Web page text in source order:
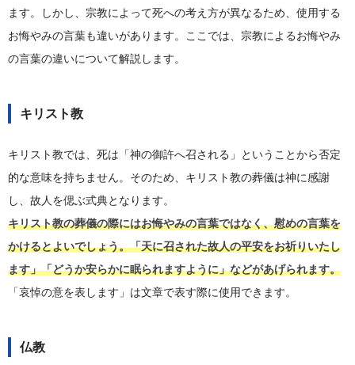
ます。しかし、宗教によって死への考え方が異なるため、使用する
お悔やみの言葉も違いがあります。ここでは、宗教によるお悔やみ
の言葉の違いについて解説します。
キリスト教
キリスト教では、死は「神の御許へ召される」ということから否定
的な意味を持ちません。そのため、キリスト教の葬儀は神に感謝
し、故人を偲ぶ式典となります。
キリスト教の葬儀の際にはお悔やみの言葉ではなく、慰めの言葉を
かけるとよいでしょう。「天に召された故人の平安をお祈りいたし
ます」「どうか安らかに眠られますように」などがあげられます。
「哀悼の意を表します」は文章で表す際に使用できます。
仏教